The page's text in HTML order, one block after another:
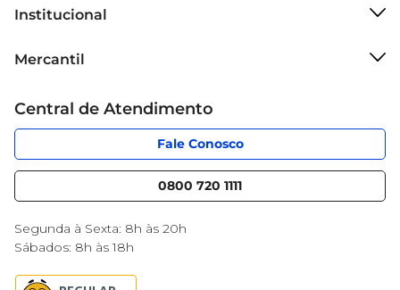
Institucional
Sobre Privacidade
Nossas lojas
Mercantil
Código de Ética
Serviços
Central de Atendimento
Fale Conosco
0800 720 1111
Segunda à Sexta: 8h às 20h
Sábados: 8h às 18h